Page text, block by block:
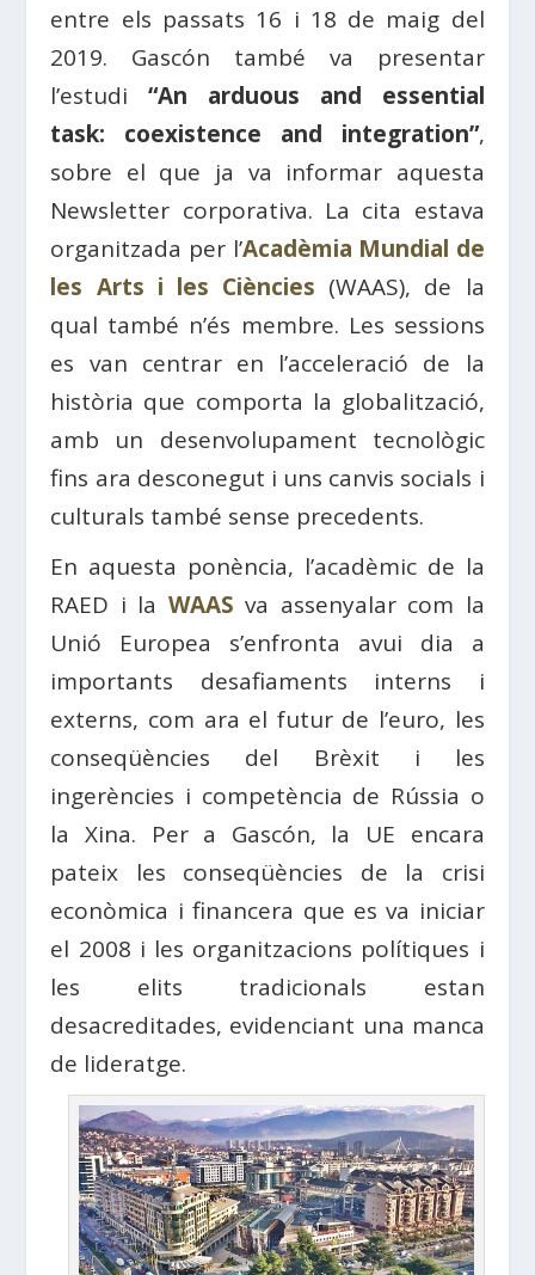
entre els passats 16 i 18 de maig del
2019. Gascón també va presentar
l’estudi“An arduous and essential
task: coexistence and integration”,
sobre el que ja va informar aquesta
Newsletter corporativa. La cita estava
organitzada per l’Acadèmia Mundial de
les Arts i les Ciències (WAAS), de la
qual també n’és membre. Les sessions
es van centrar en l’acceleració de la
història que comporta la globalització,
amb un desenvolupament tecnològic
fins ara desconegut i uns canvis socials i
culturals també sense precedents.
En aquesta ponència, l’acadèmic de la
RAED i la WAAS va assenyalar com la
Unió Europea s’enfronta avui dia a
importants desafiaments interns i
externs, com ara el futur de l’euro, les
conseqüències del Brèxit i les
ingerències i competència de Rússia o
la Xina. Per a Gascón, la UE encara
pateix les conseqüències de la crisi
econòmica i financera que es va iniciar
el 2008 i les organitzacions polítiques i
les elits tradicionals estan
desacreditades, evidenciant una manca
de lideratge.